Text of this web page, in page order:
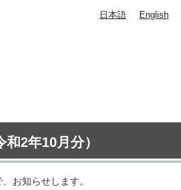
日本語 English
和2年10月分）
お知らせします。